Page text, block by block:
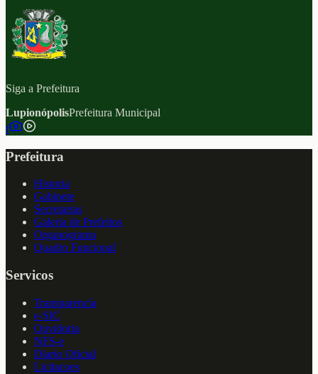
Siga a Prefeitura
LupionópolisPrefeitura Municipal
f
Prefeitura
Historia
Gabinete
Secretarias
Galeria de Prefeitos
Organograma
Quadro Funcional
Servicos
Transparencia
e-SIC
Ouvidoria
NFS-e
Diario Oficial
Licitacoes